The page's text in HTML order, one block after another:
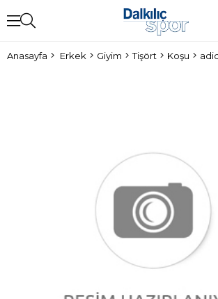
Anasayfa Erkek Giyim Tişört Koşu